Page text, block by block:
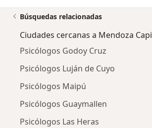
Búsquedas relacionadas
Ciudades cercanas a Mendoza
Psicólogos Godoy Cruz
Psicólogos Luján de Cuyo
Psicólogos Maipú
Psicólogos Guaymallen
Psicólogos Las Heras